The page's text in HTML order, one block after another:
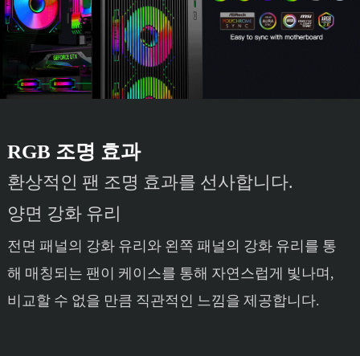
RGB 조명 효과
환상적인 팬 조명 효과를 선사합니다.
양면 강화 유리
전면 패널의 강화 유리와 왼쪽 패널의 강화 유리를 통
해 매칭되는 팬이 케이스를 통해 자연스럽게 빛나며,
비교할 수 없을 만큼 직관적인 느낌을 제공합니다.